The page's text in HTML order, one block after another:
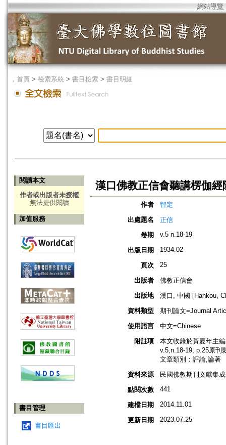
網站導覽
． 首頁 > 檢索系統 > 書目檢索 > 書目明細
閱讀本文
作者或出版者未授權
無法提供閱讀
加值服務
書目管理
書目匯出
漢口佛教正信會聽講楞伽經
作者
智定
出處題名
正信
卷期
v.5 n.18-19
出版日期 1934.02
頁次 25
出版者
佛教正信會
出版地
漢口, 中國 [Hankou,
資料類型
期刊論文=Journal
使用語言
中文=Chinese
附註項
本文收錄於黃夏年主
v.5,n.18-19, p.25原刊
文章類別：評論,論著
資料來源
民國佛教期刊文獻集
點閱次數
441
建檔日期 2014.11.01
更新日期 2023.07.25